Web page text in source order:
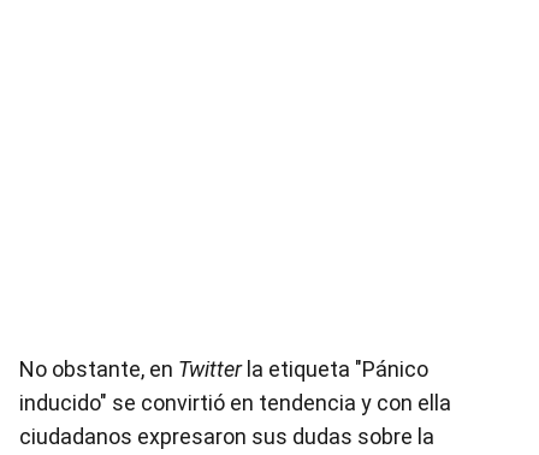
No obstante, en Twitterla etiqueta "Pánico
inducido" se convirtió en tendencia y con ella
ciudadanos expresaron sus dudas sobre la